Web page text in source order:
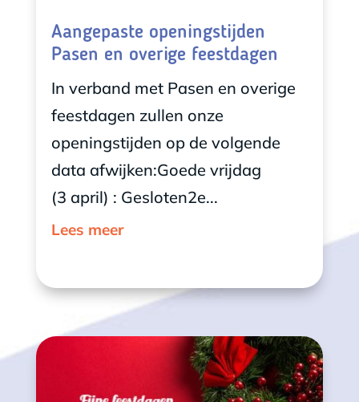
Aangepaste openingstijden
Pasen en overige feestdagen
In verband met Pasen en overige
feestdagen zullen onze
openingstijden op de volgende
data afwijken:Goede vrijdag
(3 april) : Gesloten2e...
Lees meer